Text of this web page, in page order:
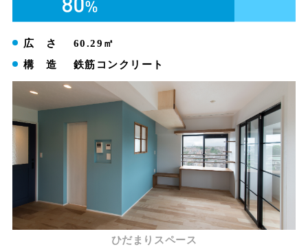
広 さ
60.29㎡
構 造
鉄筋コンクリート
ひだまりスペース